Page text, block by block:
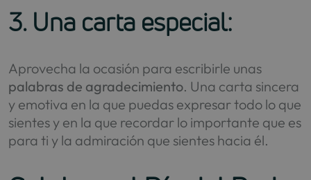
3. Una carta especial:
Aprovecha la ocasión para escribirle unas
palabras de agradecimiento. Una carta sincera
y emotiva en la que puedas expresar todo lo que
sientes y en la que recordar lo importante que es
para ti y la admiración que sientes hacia él.